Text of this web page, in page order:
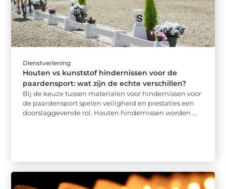
Dienstverlening
Houten vs kunststof hindernissen voor de
paardensport: wat zijn de echte verschillen?
Bij de keuze tussen materialen voor hindernissen voor
de paardensport spelen veiligheid en prestaties een
doorslaggevende rol. Houten hindernissen worden ...